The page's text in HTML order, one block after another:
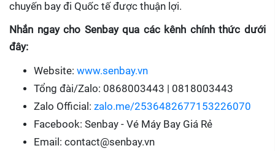
chuyến bay đi Quốc tế được thuận lợi.
Nhắn ngay cho Senbay qua các kênh chính thức dưới
đây:
Website: www.senbay.vn
Tổng đài/Zalo: 0868003443 | 0818003443
Zalo Official: zalo.me/2536482677153226070
Facebook: Senbay - Vé Máy Bay Giá Rẻ
Email: contact@senbay.vn